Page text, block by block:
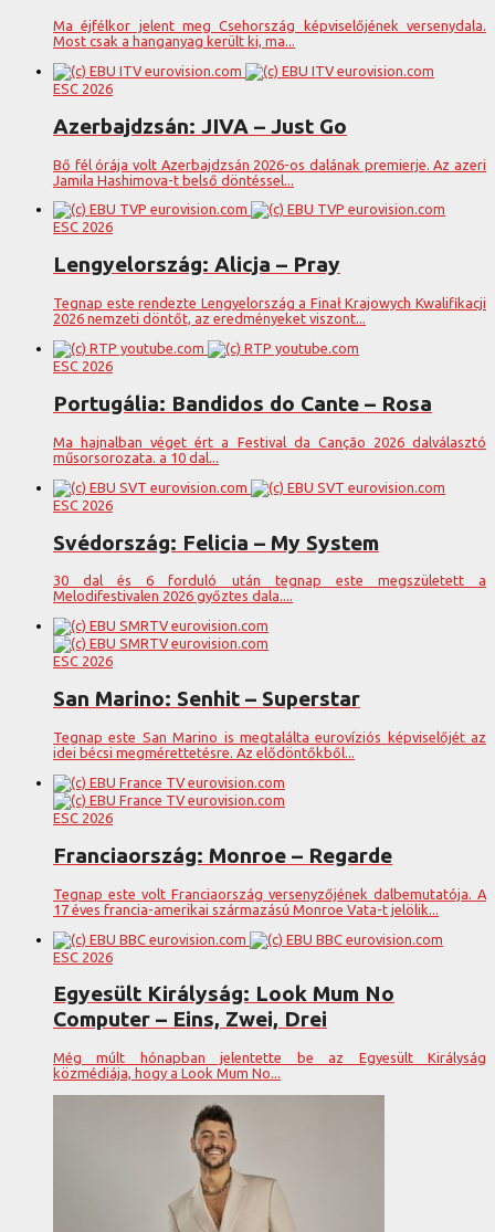
Ma éjfélkor jelent meg Csehország képviselőjének versenydala.
Most csak a hanganyag került ki, ma...
ESC 2026
Azerbajdzsán: JIVA – Just Go
Bő fél órája volt Azerbajdzsán 2026-os dalának premierje. Az azeri
Jamila Hashimova-t belső döntéssel...
ESC 2026
Lengyelország: Alicja – Pray
Tegnap este rendezte Lengyelország a Finał Krajowych Kwalifikacji
2026 nemzeti döntőt, az eredményeket viszont...
ESC 2026
Portugália: Bandidos do Cante – Rosa
Ma hajnalban véget ért a Festival da Canção 2026 dalválasztó
műsorsorozata. a 10 dal...
ESC 2026
Svédország: Felicia – My System
30 dal és 6 forduló után tegnap este megszületett a
Melodifestivalen 2026 győztes dala....
ESC 2026
San Marino: Senhit – Superstar
Tegnap este San Marino is megtalálta eurovíziós képviselőjét az
idei bécsi megmérettetésre. Az elődöntőkből...
ESC 2026
Franciaország: Monroe – Regarde
Tegnap este volt Franciaország versenyzőjének dalbemutatója. A
17 éves francia-amerikai származású Monroe Vata-t jelölik...
ESC 2026
Egyesült Királyság: Look Mum No
Computer – Eins, Zwei, Drei
Még múlt hónapban jelentette be az Egyesült Királyság
közmédiája, hogy a Look Mum No...